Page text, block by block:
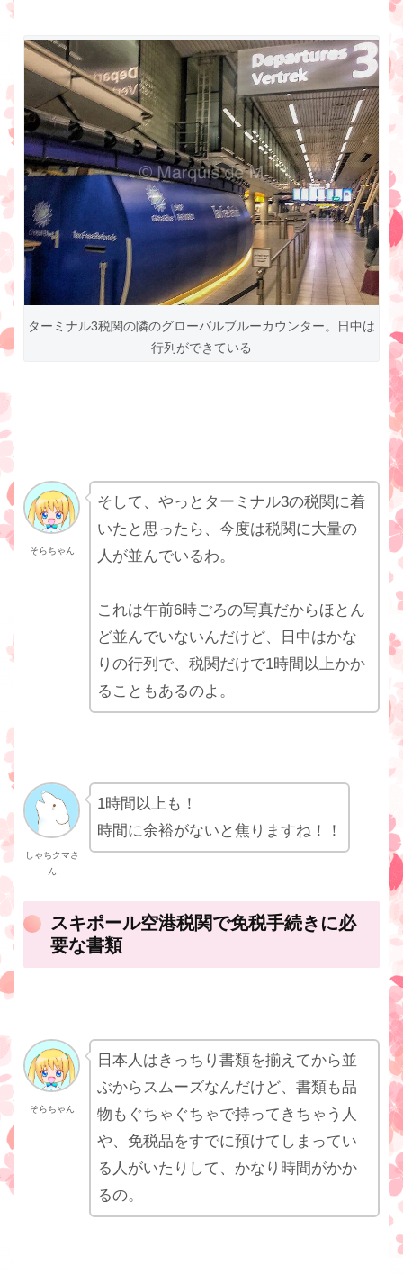
ターミナル3税関の隣のグローバルブルーカウンター。日中は
行列ができている
そらちゃん
そして、やっとターミナル3の税関に着
いたと思ったら、今度は税関に大量の
人が並んでいるわ。
これは午前6時ごろの写真だからほとん
ど並んでいないんだけど、日中はかな
りの行列で、税関だけで1時間以上かか
ることもあるのよ。
しゃちクマさ
ん
1時間以上も！
時間に余裕がないと焦りますね！！
スキポール空港税関で免税手続きに必
要な書類
そらちゃん
日本人はきっちり書類を揃えてから並
ぶからスムーズなんだけど、書類も品
物もぐちゃぐちゃで持ってきちゃう人
や、免税品をすでに預けてしまってい
る人がいたりして、かなり時間がかか
るの。